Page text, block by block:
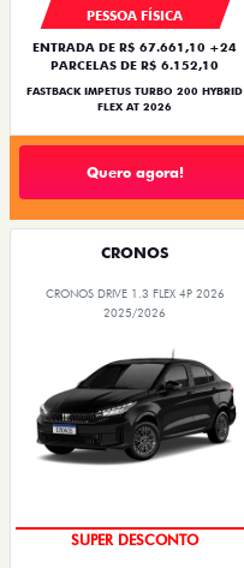
PESSOA FÍSICA
ENTRADA DE R$ 67.661,10 +24
PARCELAS DE R$ 6.152,10
FASTBACK IMPETUS TURBO 200 HYBRID
FLEX AT 2026
Quero agora!
CRONOS
CRONOS DRIVE 1.3 FLEX 4P 2026
2025/2026
SUPER DESCONTO